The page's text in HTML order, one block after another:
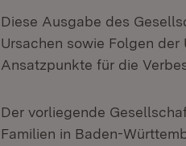
Diese Ausgabe des
Ursachen sowie Folgen
Ansatzpunkte für die
Der vorliegende
Familien in Baden-